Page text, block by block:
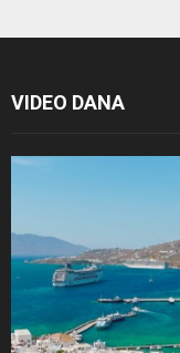
VIDEO DANA